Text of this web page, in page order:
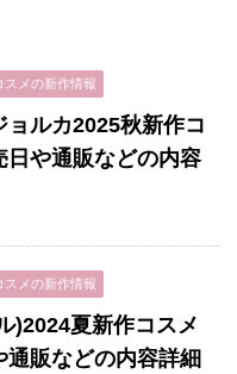
スメの新作情報
ョルカ2025秋新作コ
日や通販などの内容
スメの新作情報
)2024夏新作コスメ
販などの内容詳細